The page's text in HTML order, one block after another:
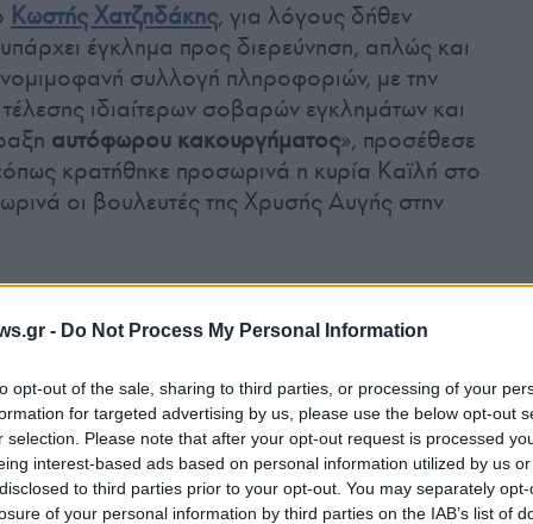
- Do Not Process My Personal Information
opt-out of the sale, sharing to third parties, or processing of your
for targeted advertising by us, please use the below opt-out
selection. Please note that after your opt-out request is processed
interest-based ads based on personal information utilized by us
to third parties prior to your opt-out. You may separately
of your personal information by third parties on the IAB’s list of
Κωστής Χατζηδάκης, για λόγους δήθεν
έγκλημα προς διερεύνηση, απλώς και
συλλογή πληροφοριών, με την
ιδιαίτερων σοβαρών εγκλημάτων και
αυτόφωρου κακουργήματος», προσέθεσε
κρατήθηκε προσωρινά η κυρία Καϊλή στο
οι βουλευτές της Χρυσής Αυγής στην
είναι διαφορετική, πρόκειται
«Όποιοι συνεπώς θεωρούν ότι η ποινική
οι βέλγικες Αρχές, δικαιολογεί την
και εν ενέργεια υπουργού από την
λόγους εθνικής ασφαλείας, χωρίς
ότι χωρίς σεβασμό του
Σύμβασης Δικαιωμάτων του Ανθρώπου δεν